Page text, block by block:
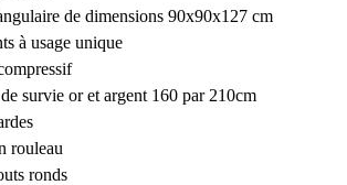
de dimensions 90x90x127 cm
à usage unique
survie or et argent 160 par 210cm
rouleau
ronds